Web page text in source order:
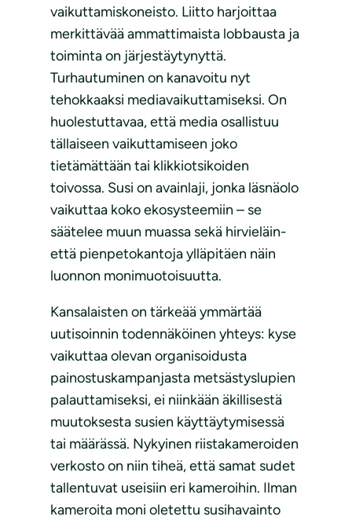
vaikuttamiskoneisto. Liitto harjoittaa
merkittävää ammattimaista lobbausta ja
toiminta on järjestäytynyttä.
Turhautuminen on kanavoitu nyt
tehokkaaksi mediavaikuttamiseksi. On
huolestuttavaa, että media osallistuu
tällaiseen vaikuttamiseen joko
tietämättään tai klikkiotsikoiden
toivossa. Susi on avainlaji, jonka läsnäolo
vaikuttaa koko ekosysteemiin – se
säätelee muun muassa sekä hirvieläin-
että pienpetokantoja ylläpitäen näin
luonnon monimuotoisuutta.
Kansalaisten on tärkeää ymmärtää
uutisoinnin todennäköinen yhteys: kyse
vaikuttaa olevan organisoidusta
painostuskampanjasta metsästyslupien
palauttamiseksi, ei niinkään äkillisestä
muutoksesta susien käyttäytymisessä
tai määrässä. Nykyinen riistakameroiden
verkosto on niin tiheä, että samat sudet
tallentuvat useisiin eri kameroihin. Ilman
kameroita moni oletettu susihavainto